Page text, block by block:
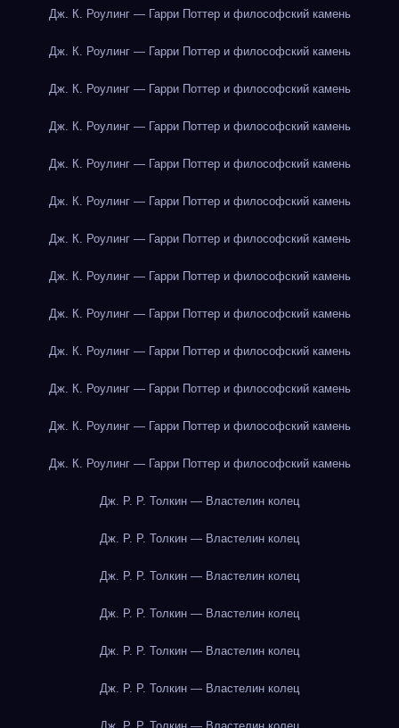
Дж. К. Роулинг — Гарри Поттер и философский камень
Дж. К. Роулинг — Гарри Поттер и философский камень
Дж. К. Роулинг — Гарри Поттер и философский камень
Дж. К. Роулинг — Гарри Поттер и философский камень
Дж. К. Роулинг — Гарри Поттер и философский камень
Дж. К. Роулинг — Гарри Поттер и философский камень
Дж. К. Роулинг — Гарри Поттер и философский камень
Дж. К. Роулинг — Гарри Поттер и философский камень
Дж. К. Роулинг — Гарри Поттер и философский камень
Дж. К. Роулинг — Гарри Поттер и философский камень
Дж. К. Роулинг — Гарри Поттер и философский камень
Дж. К. Роулинг — Гарри Поттер и философский камень
Дж. К. Роулинг — Гарри Поттер и философский камень
Дж. Р. Р. Толкин — Властелин колец
Дж. Р. Р. Толкин — Властелин колец
Дж. Р. Р. Толкин — Властелин колец
Дж. Р. Р. Толкин — Властелин колец
Дж. Р. Р. Толкин — Властелин колец
Дж. Р. Р. Толкин — Властелин колец